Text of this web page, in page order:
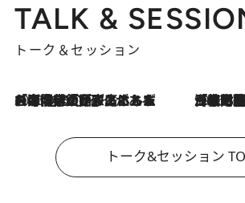
TALK &
トーク＆セッション
2026.8.3
「今後値上げがあるとすれば…」「リスクがあるのは今年の冬」エネルギー専門家が語る、ホルムズ海峡封鎖が家庭にもたらす“ある心配” 2026.8.3
「住宅建てられない…」「サーチャージ料の高値が続いている」ホルムズ海峡封
トーク&セッション